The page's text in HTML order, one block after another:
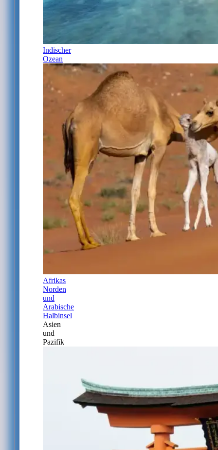
Indischer
Ozean
Afrikas
Norden
und
Arabische
Halbinsel
Asien
und
Pazifik